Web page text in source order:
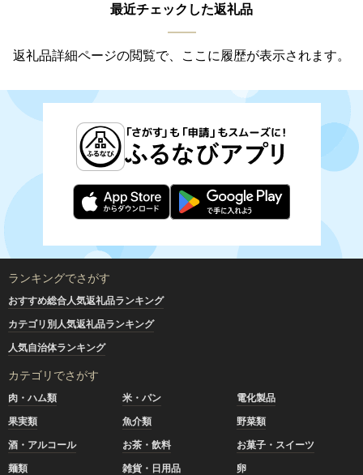
最近チェックした返礼品
返礼品詳細ページの閲覧で、ここに履歴が表示されます。
ランキングでさがす
おすすめ総合人気返礼品ランキング
カテゴリ別人気返礼品ランキング
人気自治体ランキング
カテゴリでさがす
肉・ハム類 米・パン
電化製品
果実類
魚介類
野菜類
酒・アルコール
お茶・飲料
お菓子・スイーツ
麺類
雑貨・日用品
卵